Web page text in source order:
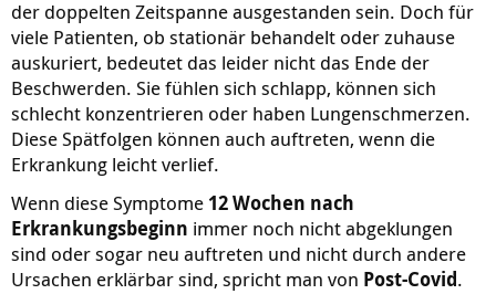
der doppelten Zeitspanne ausgestanden sein. Doch für
viele Patienten, ob stationär behandelt oder zuhause
auskuriert, bedeutet das leider nicht das Ende der
Beschwerden. Sie fühlen sich schlapp, können sich
schlecht konzentrieren oder haben Lungenschmerzen.
Diese Spätfolgen können auch auftreten, wenn die
Erkrankung leicht verlief.
Wenn diese Symptome 12 Wochen nach
Erkrankungsbeginn immer noch nicht abgeklungen
sind oder sogar neu auftreten und nicht durch andere
Ursachen erklärbar sind, spricht man von Post-Covid.